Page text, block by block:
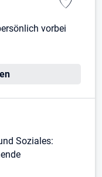
vorbei
Soziales: